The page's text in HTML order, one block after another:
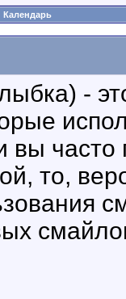
Календарь
-
часто
то,